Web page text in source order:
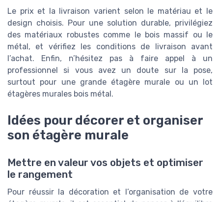
Le prix et la livraison varient selon le matériau et le
design choisis. Pour une solution durable, privilégiez
des matériaux robustes comme le bois massif ou le
métal, et vérifiez les conditions de livraison avant
l’achat. Enfin, n’hésitez pas à faire appel à un
professionnel si vous avez un doute sur la pose,
surtout pour une grande étagère murale ou un lot
étagères murales bois métal.
Idées pour décorer et organiser
son étagère murale
Mettre en valeur vos objets et optimiser
le rangement
Pour réussir la décoration et l’organisation de votre